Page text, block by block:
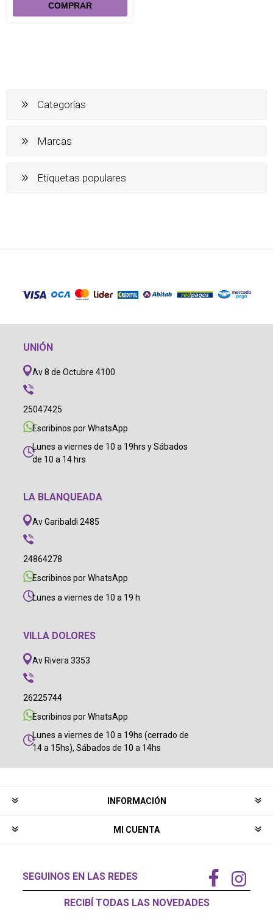
Categorías
Marcas
Etiquetas populares
UNIÓN
Av 8 de Octubre 4100
25047425
Escribinos por WhatsApp
Lunes a viernes de 10 a 19hrs y Sábados
de 10 a 14 hrs
LA BLANQUEADA
Av Garibaldi 2485
24864278
Escribinos por WhatsApp
Lunes a viernes de 10 a 19 h
VILLA DOLORES
Av Rivera 3353
26225744
Escribinos por WhatsApp
Lunes a viernes de 10 a 19hs (cerrado de
14 a 15hs), Sábados de 10 a 14hs
INFORMACIÓN
MI CUENTA
SEGUINOS EN LAS REDES
RECIBÍ TODAS LAS NOVEDADES